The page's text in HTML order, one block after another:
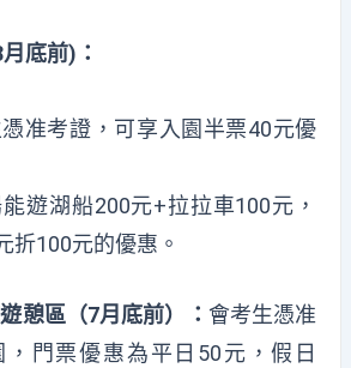
底前)：
准考證，可享入園半票40元優
遊湖船200元+拉拉車100元，
折100元的優惠。
憩區（7月底前）： 會考生憑准
，門票優惠為平日50元，假日